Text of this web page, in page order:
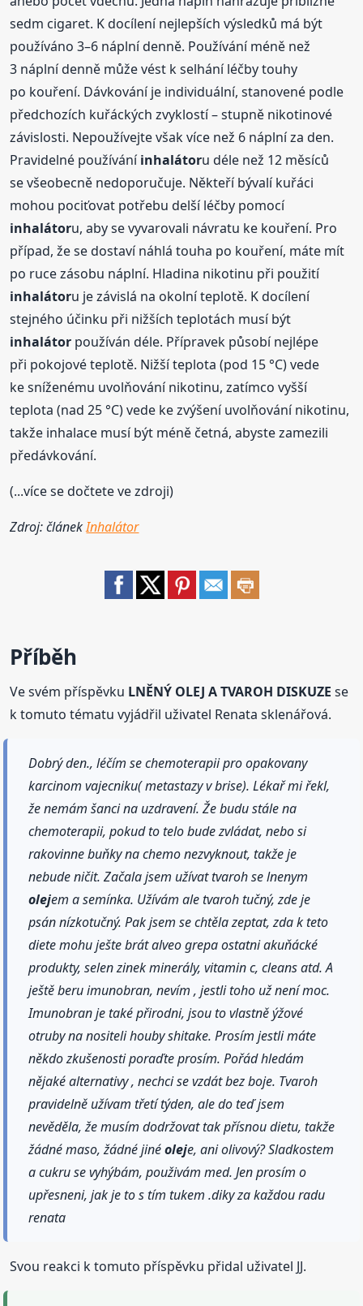
sedm cigaret. K docílení nejlepších výsledků má být
používáno 3–6 náplní denně. Používání méně než
3 náplní denně může vést k selhání léčby touhy
po kouření. Dávkování je individuální, stanovené podle
předchozích kuřáckých zvyklostí – stupně nikotinové
závislosti. Nepoužívejte však více než 6 náplní za den.
Pravidelné používáníinhalátoru déle než 12 měsíců
se všeobecně nedoporučuje. Někteří bývalí kuřáci
mohou pociťovat potřebu delší léčby pomocí
inhalátoru, aby se vyvarovali návratu ke kouření. Pro
případ, že se dostaví náhlá touha po kouření, máte mít
po ruce zásobu náplní. Hladina nikotinu při použití
inhalátoru je závislá na okolní teplotě. K docílení
stejného účinku při nižších teplotách musí být
inhalátor používán déle. Přípravek působí nejlépe
při pokojové teplotě. Nižší teplota (pod 15 °C) vede
ke sníženému uvolňování nikotinu, zatímco vyšší
teplota (nad 25 °C) vede ke zvýšení uvolňování nikotinu,
takže inhalace musí být méně četná, abyste zamezili
předávkování.
(...více se dočtete ve zdroji)
Zdroj: článekInhalátor
Příběh
Ve svém příspěvku LNĚNÝ OLEJ A TVAROH DISKUZE se
k tomuto tématu vyjádřil uživatel Renata sklenářová.
Dobrý den., léčím se chemoterapii pro opakovany
karcinom vajecniku( metastazy v brise). Lékař mi řekl,
že nemám šanci na uzdravení. Že budu stále na
chemoterapii, pokud to telo bude zvládat, nebo si
rakovinne buňky na chemo nezvyknout, takže je
nebude ničit. Začala jsem užívat tvaroh se lnenym
olejem a semínka. Užívám ale tvaroh tučný, zde je
psán nízkotučný. Pak jsem se chtěla zeptat, zda k teto
diete mohu ješte brát alveo grepa ostatni akuňácké
produkty, selen zinek minerály, vitamin c, cleans atd. A
ještě beru imunobran, nevím , jestli toho už není moc.
Imunobran je také přirodni, jsou to vlastně ýžové
otruby na nositeli houby shitake. Prosím jestli máte
někdo zkušenosti poraďte prosím. Pořád hledám
nějaké alternativy , nechci se vzdát bez boje. Tvaroh
pravidelně užívam třetí týden, ale do teď jsem
nevěděla, že musím dodržovat tak přísnou dietu, takže
žádné maso, žádné jinéoleje, ani olivový? Sladkostem
a cukru se vyhýbám, použivám med. Jen prosím o
upřesneni, jak je to s tím tukem .diky za každou radu
renata
Svou reakci k tomuto příspěvku přidal uživatel JJ.